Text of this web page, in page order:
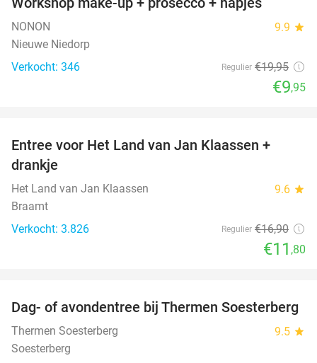
NONON 9.9 star
Nieuwe Niedorp
Verkocht: 346
Regulier €19,95
€9,95
Entree voor Het Land van Jan Klaassen +
drankje
Het Land van Jan Klaassen 9.6 star
Braamt
Verkocht: 3.826
Regulier €16,90
€11 ,80
29%
Dag- of avondentree bij Thermen Soesterberg
Thermen Soesterberg 9.5 star
Soesterberg